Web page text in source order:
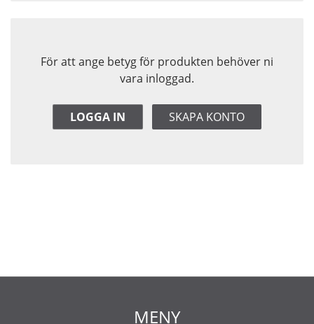
För att ange betyg för produkten behöver ni
vara inloggad.
LOGGA IN SKAPA KONTO
MENY